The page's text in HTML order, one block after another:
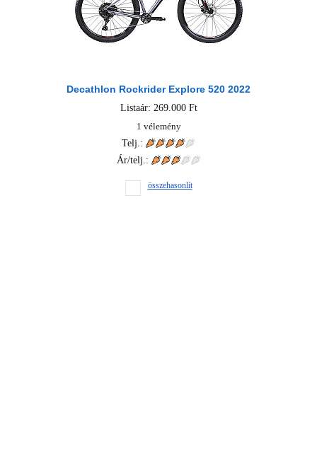
Decathlon Rockrider Explore 520 2022
Listaár: 269.000 Ft
1 vélemény
Telj.:
Ár/telj.:
összehasonlít